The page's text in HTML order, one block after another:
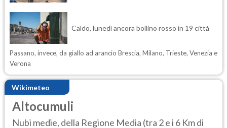
Caldo, lunedì ancora bollino rosso in 19 città
Passano, invece, da giallo ad arancio Brescia, Milano, Trieste, Venezia e
Verona
Wikimeteo
Altocumuli
Nubi medie, della Regione Media (tra 2 e i 6 Km di